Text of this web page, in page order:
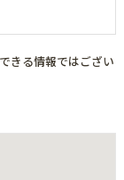
きる情報ではござい